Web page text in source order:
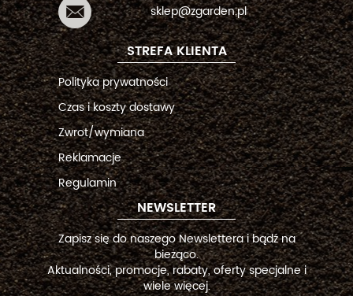
sklep@zgarden.pl
STREFA KLIENTA
Polityka prywatności
Czas i koszty dostawy
Zwrot/wymiana
Reklamacje
Regulamin
NEWSLETTER
Zapisz się do naszego Newslettera i bądź na
bieżąco.
Aktualności, promocje, rabaty, oferty specjalne i
wiele więcej.